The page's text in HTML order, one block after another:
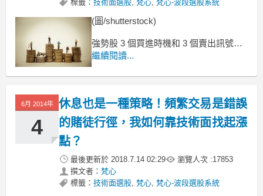
標籤： 技術面選股, 梵心, 梵心-波段選股系統
(圖/shutterstock)
強勢股 3 個買進時機和 3 個賣出訊號
很多投資人都嚮往買到一檔「強勢
說沒有，但如何操作才能獲取最大利潤
做操作，買進持有一段時間在有獲利的
情況之下叫做投資，而呈現虧損的情況
之
繼續閱讀...
6月 2014年
4
休息也是一種策略！頻繁交易是錯誤
的賭徒行徑，我如何靠技術面找起漲
點？
最後更新於 2018.7.14 02:29 瀏覽人次 :17853
撰文者： 梵心
標籤： 技術面選股, 梵心, 梵心-波段選股系統